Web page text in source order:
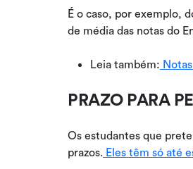
É o caso, por exemplo,
de média das notas do
Leia também:
PRAZO PARA
Os estudantes que
prazos. Eles têm só até